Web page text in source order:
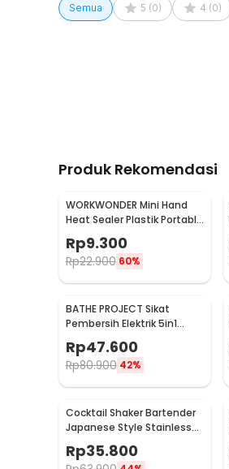
Semua 5 (0) 4 (0)
Produk Rekomendasi
WORKWONDER Mini Hand
Heat Sealer Plastik Portable
Baterai AA - LX2000A
Rp9.300
Rp22.900 60%
BATHE PROJECT Sikat
Pembersih Elektrik 5in1
Magic Brush Rechargeable
- WQ8110
Rp47.600
Rp80.900 42%
Cocktail Shaker Bartender
Japanese Style Stainless
Steel 200ml
Rp35.800